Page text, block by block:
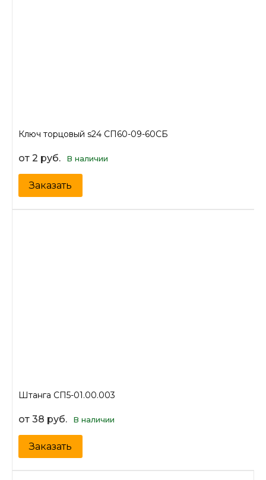
Ключ торцовый s24 СП60-09-60СБ
от 2 руб. В наличии
Заказать
Штанга СП5-01.00.003
от 38 руб. В наличии
Заказать